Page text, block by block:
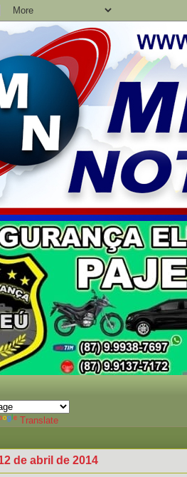
Translate
de abril de 2014